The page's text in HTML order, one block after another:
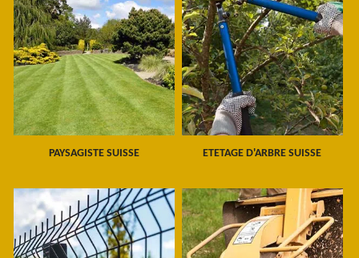
PAYSAGISTE SUISSE ETETAGE D'ARBRE SUISSE